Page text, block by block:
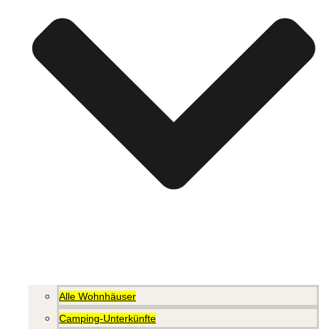
Alle Wohnhäuser
Camping-Unterkünfte